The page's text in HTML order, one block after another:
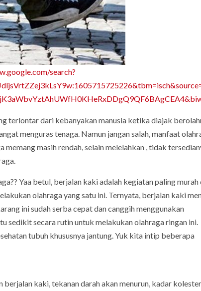
search?
terlontar dari kebanyakan manusia ketika diajak
menguras tenaga. Namun jangan salah, manfaat
masih rendah, selain melelahkan , tidak
Yaa betul, berjalan kaki adalah kegiatan paling murah
olahraga yang satu ini. Ternyata, berjalan kaki
ini sudah serba cepat dan canggih menggunakan
sedikit secara rutin untuk melakukan olahraga ringan ini.
tubuh khususnya jantung. Yuk kita intip beberapa
kaki, tekanan darah akan menurun, kadar